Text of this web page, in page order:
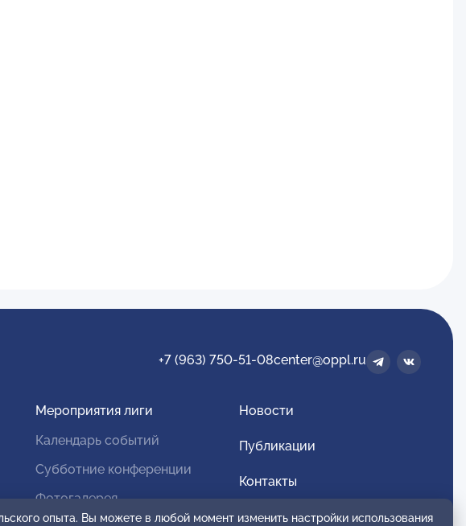
+7 (963) 750-51-08center@oppl.ru
Мероприятия лиги
Календарь событий
Субботние конференции
Фотогалерея
Новости
Публикации
Контакты
Для спонсоров и партнеров
опыта. Вы можете в любой момент изменить настройки использования